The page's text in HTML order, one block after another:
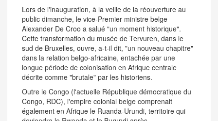
Lors de l'inauguration, à la veille de la réouverture au
public dimanche, le vice-Premier ministre belge
Alexander De Croo a salué "un moment historique".
Cette transformation du musée de Tervuren, dans le
sud de Bruxelles, ouvre, a-t-il dit, "un nouveau chapitre"
dans la relation belgo-africaine, entachée par une
longue période de colonisation en Afrique centrale
décrite comme "brutale" par les historiens.
Outre le Congo (l'actuelle République démocratique du
Congo, RDC), l'empire colonial belge comprenait
également en Afrique le Ruanda-Urundi, territoire qui